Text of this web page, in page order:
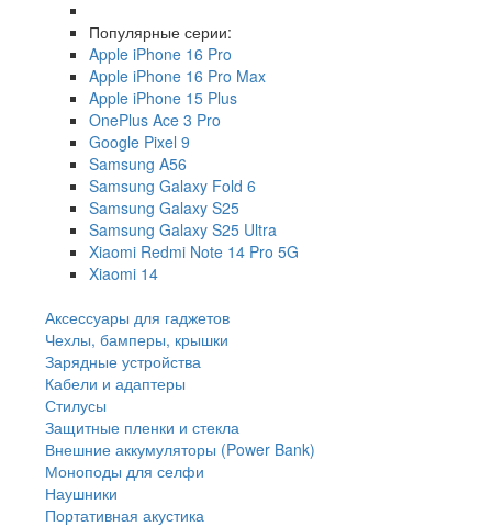
Популярные серии:
Apple iPhone 16 Pro
Apple iPhone 16 Pro Max
Apple iPhone 15 Plus
OnePlus Ace 3 Pro
Google Pixel 9
Samsung A56
Samsung Galaxy Fold 6
Samsung Galaxy S25
Samsung Galaxy S25 Ultra
Xiaomi Redmi Note 14 Pro 5G
Xiaomi 14
Аксессуары для гаджетов
Чехлы, бамперы, крышки
Зарядные устройства
Кабели и адаптеры
Стилусы
Защитные пленки и стекла
Внешние аккумуляторы (Power Bank)
Моноподы для селфи
Наушники
Портативная акустика